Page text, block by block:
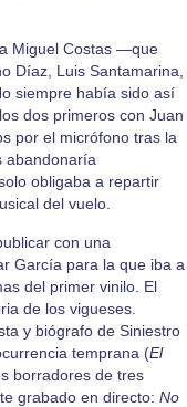
Miguel Costas —que
Díaz, Luis Santamarina,
siempre había sido así
dos primeros con Juan
por el micrófono tras la
abandonaría
obligaba a repartir
del vuelo.
con una
García para la que iba a
del primer vinilo. El
de los vigueses.
y biógrafo de Siniestro
temprana (El
borradores de tres
grabado en directo: No